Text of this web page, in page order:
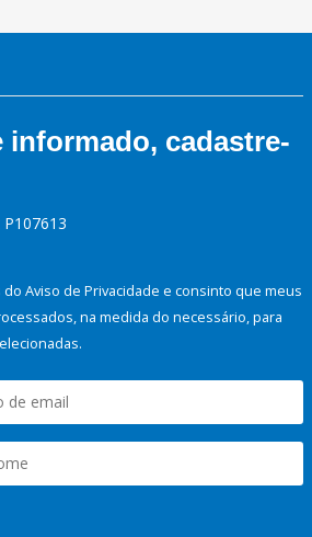
informado, cadastre-
Aviso de Privacidade e consinto que meus
na medida do necessário, para